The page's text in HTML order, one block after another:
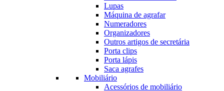
Lupas
Máquina de agrafar
Numeradores
Organizadores
Outros artigos de secretária
Porta clips
Porta lápis
Saca agrafes
Mobiliário
Acessórios de mobiliário